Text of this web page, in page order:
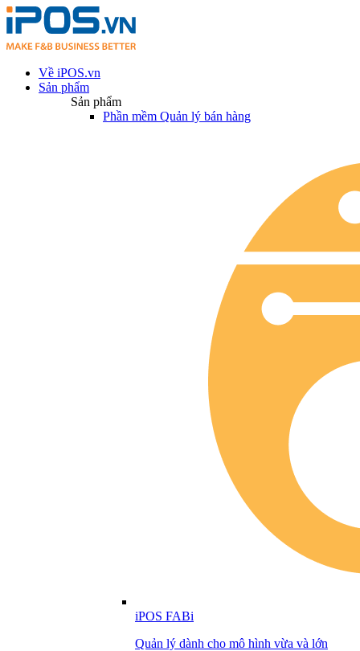
Về iPOS.vn
Sản phẩm
Sản phẩm
Phần mềm Quản lý bán hàng
iPOS FABi
Quản lý dành cho mô hình vừa và lớn